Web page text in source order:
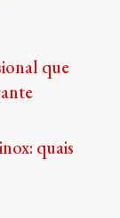
que
quais